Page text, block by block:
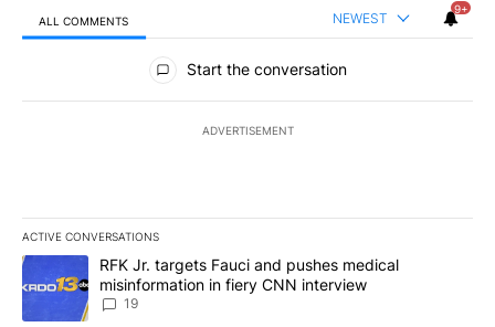
ALL COMMENTS NEWEST
9+
All Comments
Start the conversation
ADVERTISEMENT
ACTIVE CONVERSATIONS
The following is a list of the most commented articles in the last
A trending article titled "RFK Jr. targets Fauci and pushes
RFK Jr. targets Fauci and pushes medical
misinformation in fiery CNN interview
19